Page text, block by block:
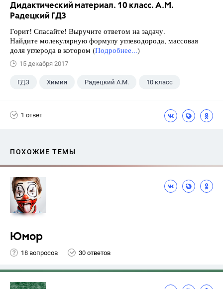
Дидактический материал. 10 класс. А.М.
Радецкий ГДЗ
Горит! Спасайте! Выручите ответом на задачу.
Найдите молекулярную формулу углеводорода, массовая
доля углерода в котором (Подробнее...)
15 декабря 2017
ГДЗ Химия Радецкий А.М. 10 класс
1 ответ
ПОХОЖИЕ ТЕМЫ
Юмор
18 вопросов 30 ответов